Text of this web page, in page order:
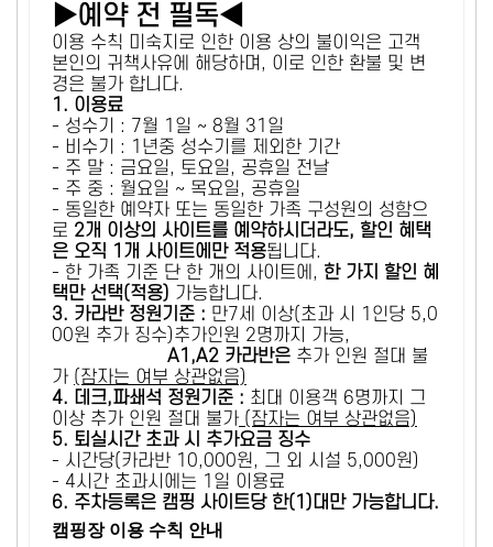
▶예약 전 필독◀
이용 수칙 미숙지로 인한 이용 상의 불이익은 고객
본인의 귀책사유에 해당하며, 이로 인한 환불 및 변
경은 불가 합니다.
1. 이용료
- 성수기 : 7월 1일 ~ 8월 31일
- 비수기 : 1년중 성수기를 제외한 기간
- 주 말 : 금요일, 토요일, 공휴일 전날
- 주 중 : 월요일 ~ 목요일, 공휴일
- 동일한 예약자 또는 동일한 가족 구성원의 성함으
로 2개 이상의 사이트를 예약하시더라도, 할인 혜택
은 오직 1개 사이트에만 적용됩니다.
- 한 가족 기준 단 한 개의 사이트에, 한 가지 할인 혜
택만 선택(적용) 가능합니다.
3. 카라반 정원기준 : 만7세 이상(초과 시 1인당 5,0
00원 추가 징수)추가인원 2명까지 가능,
A1,A2 카라반은 추가 인원 절대 불
가 (잠자는 여부 상관없음)
4. 데크,파쇄석 정원기준 : ​최대 이용객 6명까지 그
이상 추가 인원 절대 불가 (잠자는 여부 상관없음)
5. 퇴실시간 초과 시 추가요금 징수
- 시간당(카라반 10,000원, 그 외 시설 5,000원)
- 4시간 초과시에는 1일 이용료
6. 주차등록은 캠핑 사이트당 한(1)대만 가능합니다.
캠핑장 이용 수칙 안내